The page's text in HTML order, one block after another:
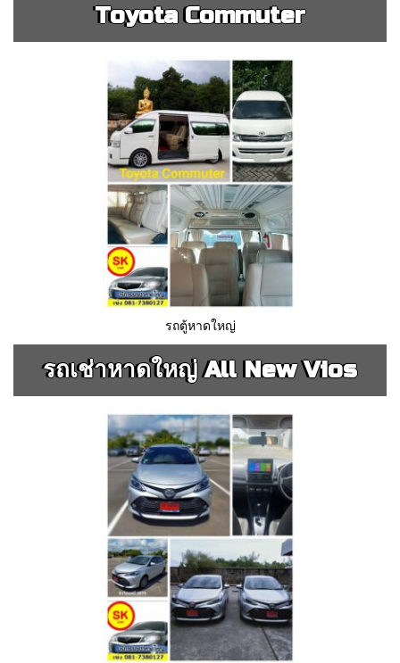
Toyota Commuter
รถตู้หาดใหญ่
รถเช่าหาดใหญ่ All New Vios